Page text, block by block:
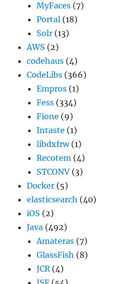
MyFaces (7)
Portal (18)
Solr (13)
AWS (2)
codehaus (4)
CodeLibs (366)
Empros (1)
Fess (334)
Fione (9)
Intaste (1)
libdxfrw(1)
Recotem (4)
STCONV (3)
Docker (5)
elasticsearch (40)
iOS (2)
Java (492)
Amateras (7)
GlassFish (8)
JCR(4)